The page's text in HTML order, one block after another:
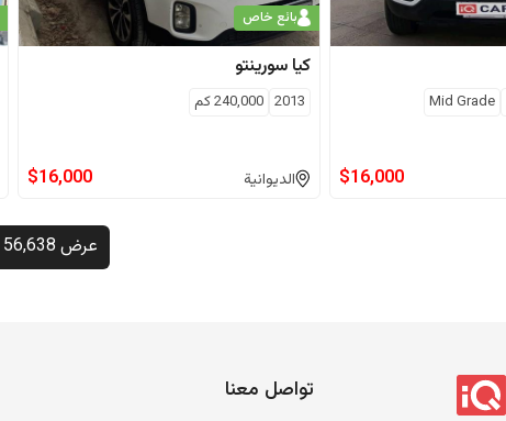
Mid Grade
$16,000
بائع خاص
كيا سورينتو
2013
240,000كم
الديوانية $16,000
عرض 56,638 إضافية
تواصل معنا